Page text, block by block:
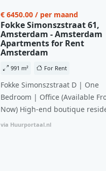
€ 6450.00 / per maand
Fokke Simonszstraat 61,
Amsterdam - Amsterdam
Apartments for Rent
Amsterdam
991 m² For Rent
Fokke Simonszstraat D | One
Bedroom | Office (Available
Now) High-end boutique
complex in De Pijp feautring an
via Huurportaal.nl